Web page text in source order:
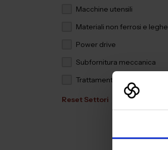
Macchine utensili
Materiali non ferrosi e leghe
Power drive
Subfornitura meccanica
Trattamenti e finiture
Reset Settori